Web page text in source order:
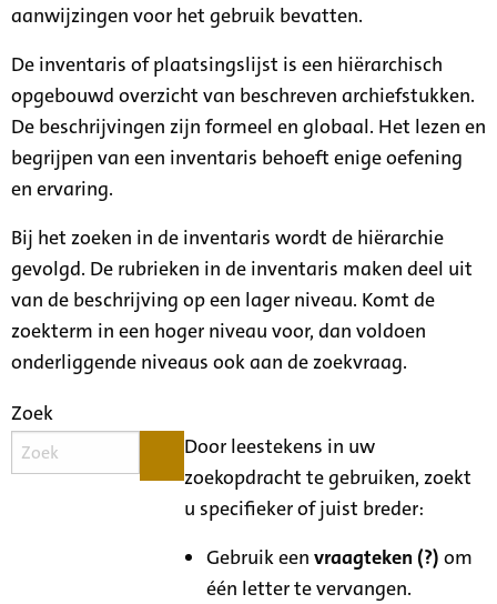
aanwijzingen voor het gebruik bevatten.
De inventaris of plaatsingslijst is een hiërarchisch
opgebouwd overzicht van beschreven archiefstukken.
De beschrijvingen zijn formeel en globaal. Het lezen en
begrijpen van een inventaris behoeft enige oefening
en ervaring.
Bij het zoeken in de inventaris wordt de hiërarchie
gevolgd. De rubrieken in de inventaris maken deel uit
van de beschrijving op een lager niveau. Komt de
zoekterm in een hoger niveau voor, dan voldoen
onderliggende niveaus ook aan de zoekvraag.
Zoek
Door leestekens in uw
zoekopdracht te gebruiken, zoekt
u specifieker of juist breder:
Gebruik eenvraagteken (?) om
één letter te vervangen.